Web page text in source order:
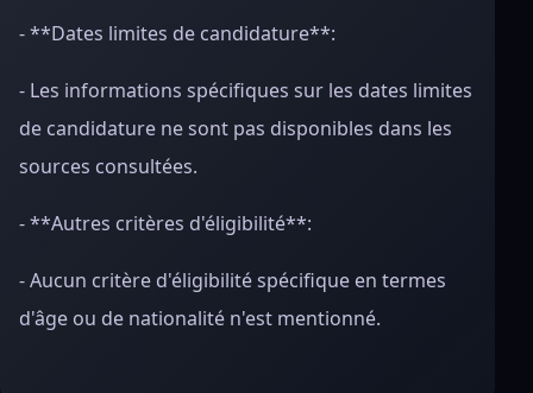
- **Dates limites de candidature**:
- Les informations spécifiques sur les dates limites
de candidature ne sont pas disponibles dans les
sources consultées.
- **Autres critères d'éligibilité**:
- Aucun critère d'éligibilité spécifique en termes
d'âge ou de nationalité n'est mentionné.